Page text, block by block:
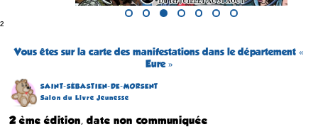
²
Vous êtes sur la carte des manifestations dans le département «
Eure »
SAINT-SÉBASTIEN-DE-MORSENT
Salon du Livre Jeunesse
2 ème édition, date non communiquée